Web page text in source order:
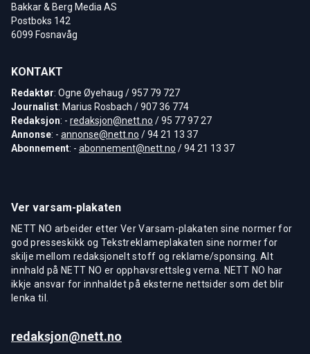
Bakkar & Berg Media AS
Postboks 142
6099 Fosnavåg
KONTAKT
Redaktør: Ogne Øyehaug / 957 79 727
Journalist: Marius Rosbach / 907 36 774
Redaksjon: - redaksjon@nett.no / 95 77 97 27
Annonse: - annonse@nett.no / 94 21 13 37
Abonnement: - abonnement@nett.no / 94 21 13 37
Ver varsam-plakaten
NETT NO arbeider etter Ver Varsam-plakaten sine normer for
god presseskikk og Tekstreklameplakaten sine normer for
skilje mellom redaksjonelt stoff og reklame/sponsing. Alt
innhald på NETT NO er opphavsrettsleg verna. NETT NO har
ikkje ansvar for innhaldet på eksterne nettsider som det blir
lenka til.
redaksjon@nett.no